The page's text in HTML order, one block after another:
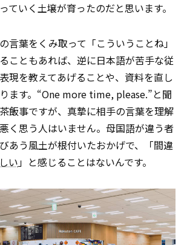
ていく土壌が育ったのだと思います。
言葉をくみ取って「こういうことね」
こともあれば、逆に日本語が苦手な従
現を教えてあげることや、資料を直し
ます。“One more time, please.”と聞
飯事ですが、真摯に相手の言葉を理解
く思う人はいません。母国語が違う者
あう風土が根付いたおかげで、「間違
い」と感じることはないんです。